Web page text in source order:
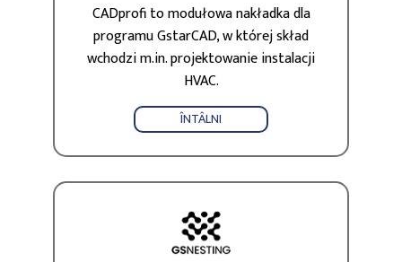
CADprofi to modułowa nakładka dla
programu GstarCAD, w której skład
wchodzi m.in. projektowanie instalacji
HVAC.
ÎNTÂLNI